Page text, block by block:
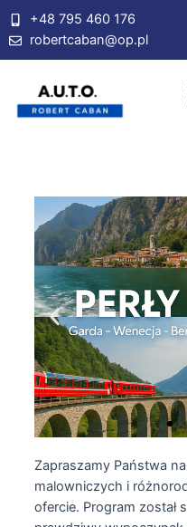
+48 795 460 176
robertcaban@op.pl
Zapraszamy Państwa
malowniczych i
ofercie. Program został